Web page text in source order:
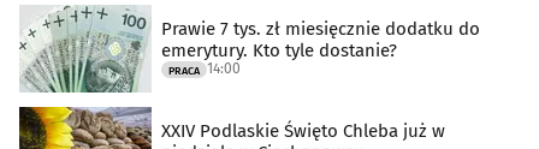
Prawie 7 tys. zł miesięcznie dodatku do
emerytury. Kto tyle dostanie?
PRACA 14:00
XXIV Podlaskie Święto Chleba już w